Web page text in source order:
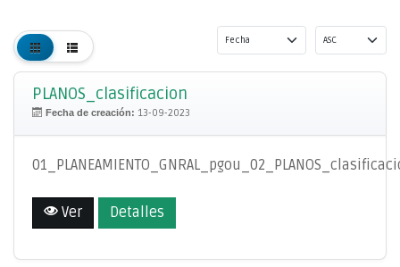
PLANOS_clasificacion
Fecha de creación: 13-09-2023
Ver Detalles